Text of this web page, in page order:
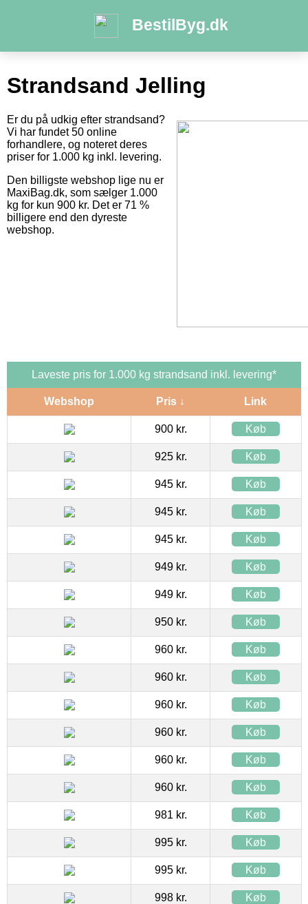
BestilByg.dk
Strandsand Jelling
Er du på udkig efter strandsand?
Vi har fundet 50 online
forhandlere, og noteret deres
priser for 1.000 kg inkl. levering.
Den billigste webshop lige nu er
MaxiBag.dk, som sælger 1.000
kg for kun 900 kr. Det er 71 %
billigere end den dyreste
webshop.
Laveste pris for 1.000 kg strandsand inkl. levering*
Webshop Pris ↓ Link
900 kr. Køb
925 kr. Køb
945 kr. Køb
945 kr. Køb
945 kr. Køb
949 kr. Køb
949 kr. Køb
950 kr. Køb
960 kr. Køb
960 kr. Køb
960 kr. Køb
960 kr. Køb
960 kr. Køb
960 kr. Køb
981 kr. Køb
995 kr. Køb
995 kr. Køb
998 kr. Køb